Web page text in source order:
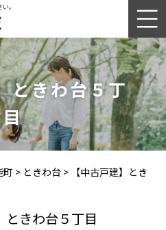
ときわ台５丁
目
町 > ときわ台 > 【中古戸建】とき
ときわ台５丁目